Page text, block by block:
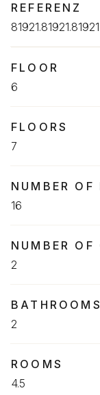
REFERENZ
81921.81921.81921
FLOOR
6
FLOORS
7
NUMBER
16
NUMBER OF
2
BATHROOMS
2
ROOMS
4.5